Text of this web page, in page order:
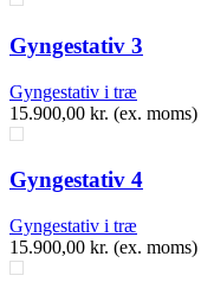
Gyngestativ 3
Gyngestativ i træ
15.900,00 kr. (ex. moms)
Gyngestativ 4
Gyngestativ i træ
15.900,00 kr. (ex. moms)